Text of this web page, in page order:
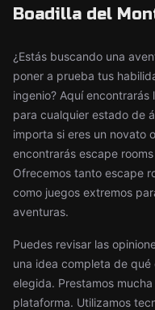
Boadilla del
¿Estás buscando una
poner a prueba tus
ingenio? Aquí
para cualquier estado de
importa si eres un novato
encontrarás escape
Ofrecemos tanto escape
como juegos extremos
aventuras.
Puedes revisar las
una idea completa de
elegida. Prestamos
plataforma. Utilizamos